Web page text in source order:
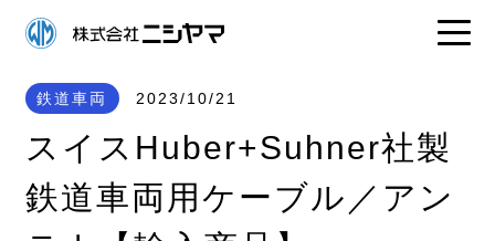
鉄道車両 2023/10/21
スイスHuber+Suhner社製
鉄道車両用ケーブル／アン